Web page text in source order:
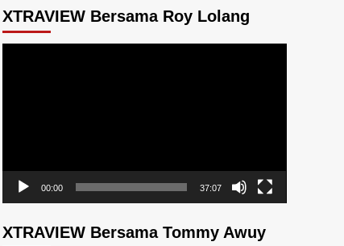
XTRAVIEW Bersama Roy Lolang
00:00 37:07
XTRAVIEW Bersama Tommy Awuy